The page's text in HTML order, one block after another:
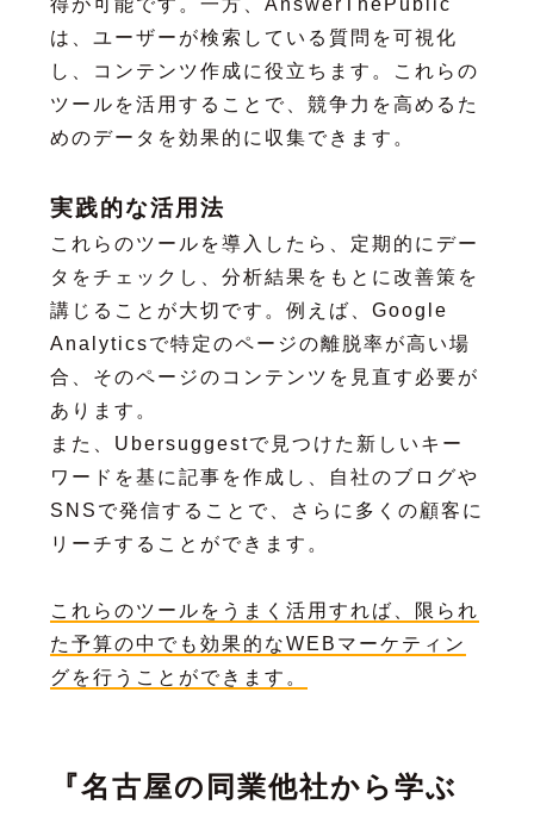
は、ユーザーが検索している質問を可視化
し、コンテンツ作成に役立ちます。これらの
ツールを活用することで、競争力を高めるた
めのデータを効果的に収集できます。
実践的な活用法
これらのツールを導入したら、定期的にデー
タをチェックし、分析結果をもとに改善策を
講じることが大切です。例えば、Google
Analyticsで特定のページの離脱率が高い場
合、そのページのコンテンツを見直す必要が
あります。
また、Ubersuggestで見つけた新しいキー
ワードを基に記事を作成し、自社のブログや
SNSで発信することで、さらに多くの顧客に
リーチすることができます。
これらのツールをうまく活用すれば、限られ
た予算の中でも効果的なWEBマーケティン
グを行うことができます。
『名古屋の同業他社から学ぶ